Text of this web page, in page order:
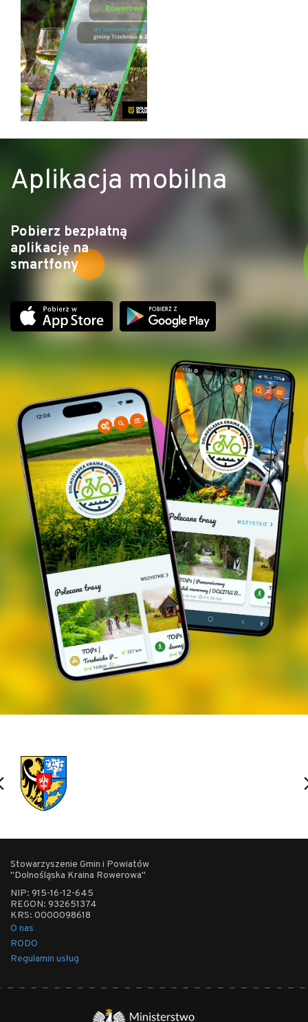
Aplikacja mobilna
Pobierz bezpłatną
aplikację na
smartfony
Stowarzyszenie Gmin i Powiatów
"Dolnośląska Kraina Rowerowa"
NIP: 915-16-12-645
REGON: 932651374
KRS: 0000098618
O nas
RODO
Regulamin usług